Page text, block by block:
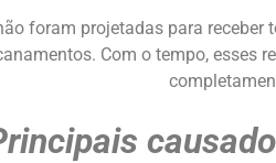
foram projetadas para
Com o tempo, esses